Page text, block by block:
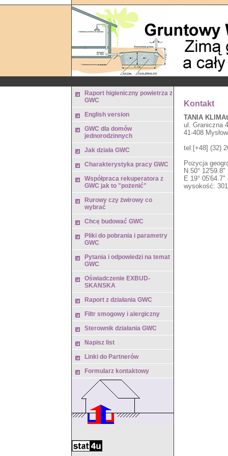
Raport higieniczny powietrza z
GWC
English version
GWC dla domów
jednorodzinnych
Jak działa GWC
Charakterystyka pracy GWC
Współpraca rekuperatora z
GWC jak to "pożenić"
Rurowy czy żwirowy co
wybrać
Chcę budować GWC
Pliki do pobrania i parametry
GWC
Pytania i odpowiedzi na temat
GWC
Oświadczenie EXBUD-
SKANSKA
Raport z działania GWC
Filtr smogowy i alergiczny
Sterownik działania GWC
Napisz list
Linki do Partnerów
Formularz kontaktowy
Kontakt
TANIA
ul. Graniczna
41-408
tel:[+48] (32)
Pozycja
N 50° 12'59.8"
E 19° 05'64.7"
wysokość: